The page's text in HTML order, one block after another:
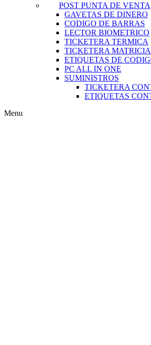
POST PUNTA DE VENTA
GAVETAS DE DINERO
CODIGO DE BARRAS
LECTOR BIOMETRICO
TICKETERA TERMICA
TICKETERA
ETIQUETAS DE
PC ALL IN ONE
SUMINISTROS
TICKETERA
ETIQUETAS
Menu